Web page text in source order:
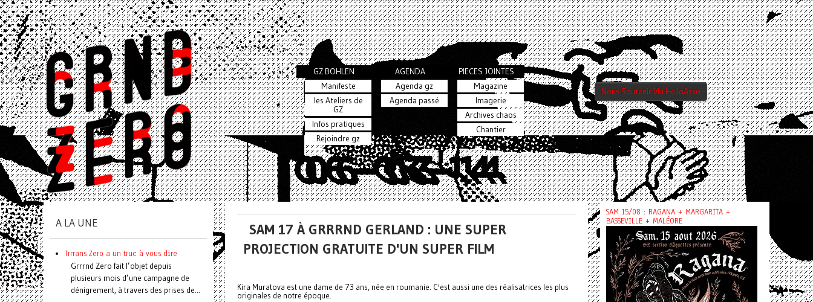
GZ BOHLEN
Manifeste
les Ateliers de
GZ
Infos pratiques
Rejoindre gz
AGENDA
Agenda gz
Agenda passé
PIECES JOINTES
Magazine
Imagerie
Archives chaos
Chantier
Nous Soutenir Via HelloAsso
SAM 17 À GRRRND GERLAND : UNE SUPER
PROJECTION GRATUITE D'UN SUPER FILM
Kira Muratova est une dame de 73 ans, née en roumanie. C'est aussi une des réalisatrices les plus
originales de notre époque.
A LA UNE
Trrrans Zero a un truc à vous dire
Grrrnd Zero fait l’objet depuis
plusieurs mois d’une campagne de
dénigrement, à travers des prises de...
SAM 15/08 : RAGANA + MARGARITA +
BASSEVILLE + MALÉORE